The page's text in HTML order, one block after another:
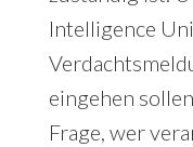
Intelligence
eingehen
Frage, wer